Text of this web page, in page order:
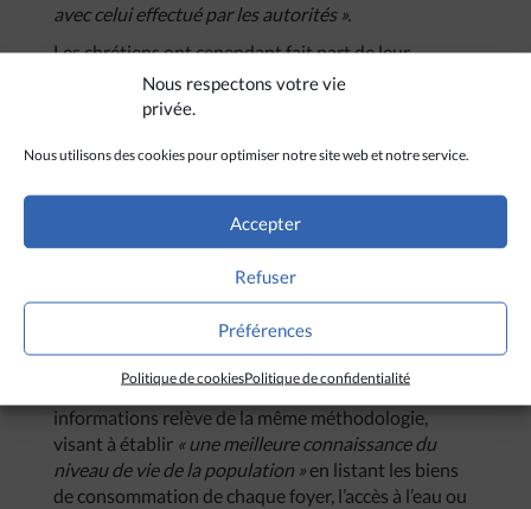
Nous respectons votre vie
privée.
Nous utilisons des cookies pour optimiser notre site web et notre service.
Accepter
Refuser
Préférences
Politique de cookiesPolitique de confidentialité
avec celui effectué par les autorités ».
Les chrétiens ont cependant fait part de leur
satisfaction de voir le gouvernement tenter de
mieux prendre en compte les minorités religieuses
Mais reste à déterminer si cette déclaration
comme ont pu le dénoncer certains chrétiens lors du
2011. Les nouvelles données introduites dans le
calquées sur celles du« plus grand recensement de
Hormis les relevés biométriques, la collecte des
informations relève de la même méthodologie,
visant à établir « une meilleure connaissance du
niveau de vie de la population » en listant les biens
de consommation de chaque foyer, l’accès à l’eau ou